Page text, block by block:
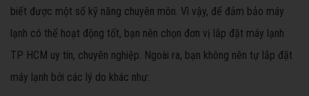
biết được một số kỹ năng chuyên môn. Vì vậy, để đảm bảo máy
lạnh có thể hoạt động tốt, bạn nên chọn đơn vị lắp đặt máy lạnh
TP HCM uy tín, chuyên nghiệp. Ngoài ra, bạn không nên tự lắp đặt
máy lạnh bởi các lý do khác như: